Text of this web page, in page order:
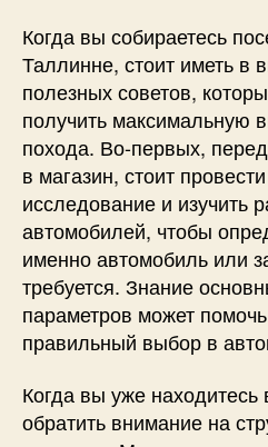
Когда вы собираетесь
Таллинне, стоит иметь в
полезных советов,
получить максимальную
похода. Во-первых,
в магазин, стоит
исследование и изучить
автомобилей, чтобы
именно автомобиль или
требуется. Знание
параметров может
правильный выбор в
Когда вы уже находитесь
обратить внимание на